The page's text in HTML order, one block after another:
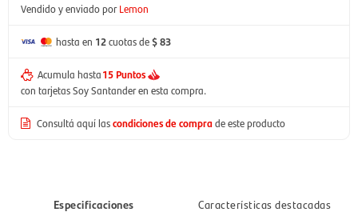
Vendido y enviado por Lemon
hasta en 12cuotas de$ 83
Acumula hasta15 Puntos
con tarjetas Soy Santander en esta compra.
Consultá aquí lascondiciones de comprade este producto
Especificaciones Características destacadas